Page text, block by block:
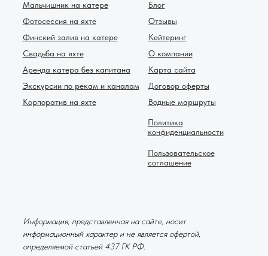
Мальчишник на катере
Фотосессия на яхте
Финский залив на катере
Свадьба на яхте
Аренда катера без капитана
Экскурсии по рекам и каналам
Корпоратив на яхте
Пользовательское
соглашение
Политика
конфиденциальности
Договор оферты
Водные маршруты
Блог
Отзывы
Кейтеринг
О компании
Карта сайта
Информация, представленная на сайте, носит
информационный характер и не является офертой,
определяемой статьей 437 ГК РФ.